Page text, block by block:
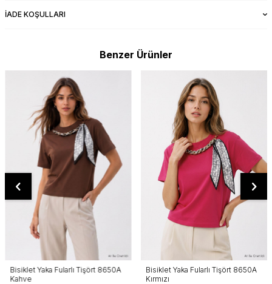
İADE KOŞULLARI
Benzer Ürünler
Bisiklet Yaka Fularlı Tişört 8650A
Kahve
Bisiklet Yaka Fularlı Tişört 8650A
Kırmızı